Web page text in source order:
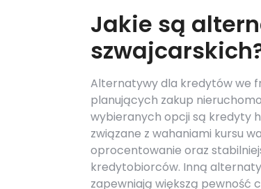
Jakie są
Alternatywy dla kredytów we
planujących zakup
wybieranych opcji są kredyty
związane z wahaniami kursu
oprocentowanie oraz
kredytobiorców. Inną
zapewniają większą pewność